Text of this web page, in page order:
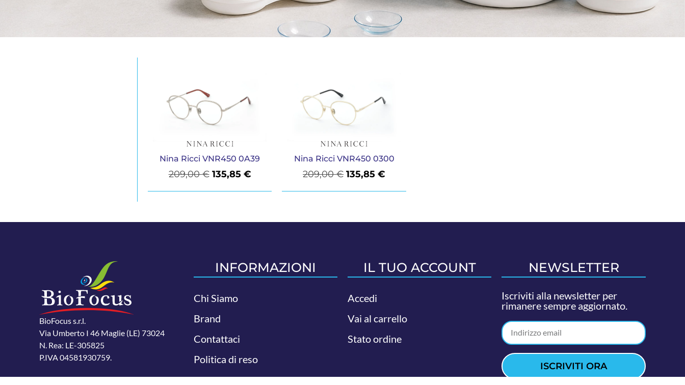
Nina Ricci VNR450 0A39
209,00€ 135,85 €
Nina Ricci VNR450 0300
209,00€ 135,85€
BioFocus s.r.l.
Via Umberto I 46 Maglie (LE) 73024
N. Rea: LE-305825
P.IVA 04581930759.
INFORMAZIONI
Chi Siamo
Brand
Contattaci
Politica di reso
IL TUO ACCOUNT
Accedi
Vai al carrello
Stato ordine
NEWSLETTER
Iscriviti alla newsletter per
rimanere sempre aggiornato.
ISCRIVITI ORA